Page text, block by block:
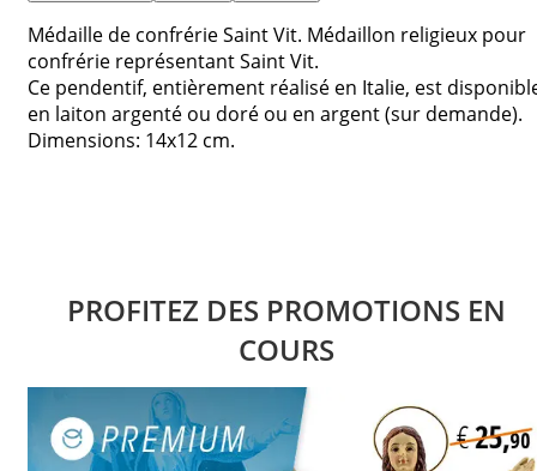
Médaille de confrérie Saint Vit. Médaillon religieux pour
confrérie représentant Saint Vit.
Ce pendentif, entièrement réalisé en Italie, est
en laiton argenté ou doré ou en argent (sur demande).
Dimensions: 14x12 cm.
PROFITEZ DES PROMOTIONS EN
COURS